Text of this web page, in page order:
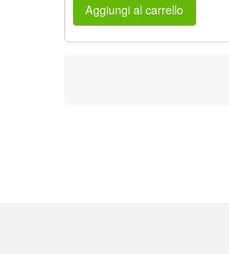
Aggiungi al carrello